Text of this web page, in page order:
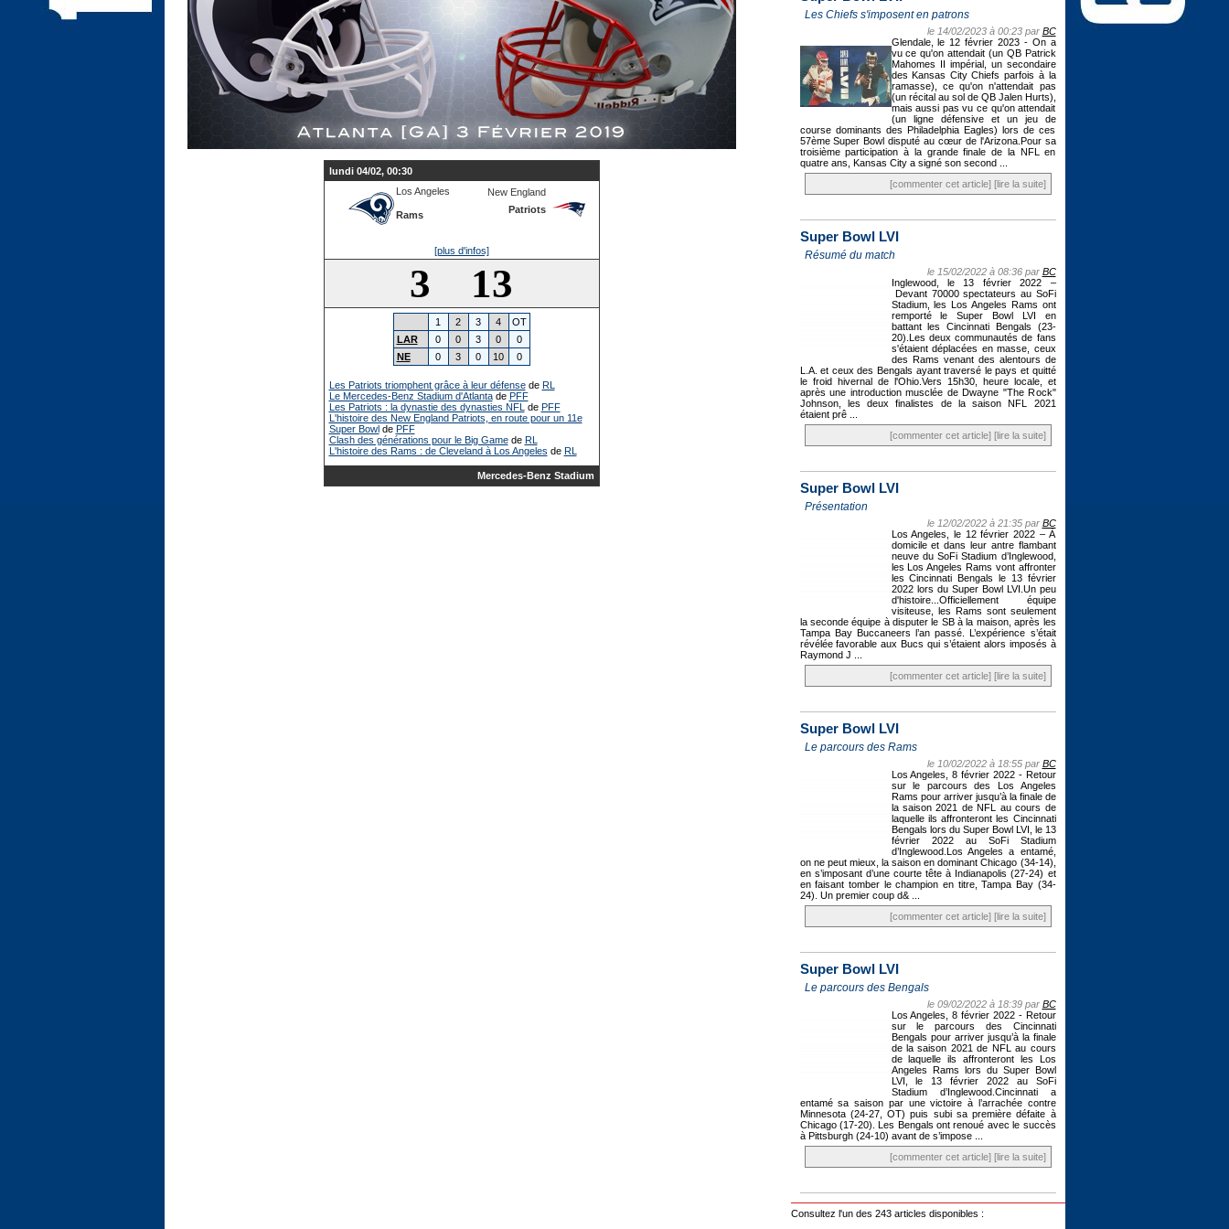
Les Chiefs s'imposent en patrons
le 14/02/2023 à 00:23 par BC
Glendale, le 12 février 2023 - On a
vu ce qu'on attendait (un QB Patrick
Mahomes II impérial, un secondaire
des Kansas City Chiefs parfois à la
ramasse), ce qu'on n'attendait pas
(un récital au sol de QB Jalen Hurts),
mais aussi pas vu ce qu'on attendait
(un ligne défensive et un jeu de
course dominants des Philadelphia Eagles) lors de ces
57ème Super Bowl disputé au cœur de l'Arizona.Pour sa
troisième participation à la grande finale de la NFL en
quatre ans, Kansas City a signé son second ...
[commenter cet article] [lire la suite]
Super Bowl LVI
Résumé du match
le 15/02/2022 à 08:36 par BC
Inglewood, le 13 février 2022 –
Devant 70000 spectateurs au SoFi
Stadium, les Los Angeles Rams ont
remporté le Super Bowl LVI en
battant les Cincinnati Bengals (23-
20).Les deux communautés de fans
s'étaient déplacées en masse, ceux
des Rams venant des alentours de
L.A. et ceux des Bengals ayant traversé le pays et quitté
le froid hivernal de l'Ohio.Vers 15h30, heure locale, et
après une introduction musclée de Dwayne "The Rock"
Johnson, les deux finalistes de la saison NFL 2021
étaient prê ...
[commenter cet article] [lire la suite]
Super Bowl LVI
Présentation
le 12/02/2022 à 21:35 par BC
Los Angeles, le 12 février 2022 – À
domicile et dans leur antre flambant
neuve du SoFi Stadium d’Inglewood,
les Los Angeles Rams vont affronter
les Cincinnati Bengals le 13 février
2022 lors du Super Bowl LVI.Un peu
d'histoire...Officiellement équipe
visiteuse, les Rams sont seulement
la seconde équipe à disputer le SB à la maison, après les
Tampa Bay Buccaneers l’an passé. L’expérience s’était
révélée favorable aux Bucs qui s’étaient alors imposés à
Raymond J ...
[commenter cet article] [lire la suite]
Super Bowl LVI
Le parcours des Rams
le 10/02/2022 à 18:55 par BC
Los Angeles, 8 février 2022 - Retour
sur le parcours des Los Angeles
Rams pour arriver jusqu’à la finale de
la saison 2021 de NFL au cours de
laquelle ils affronteront les Cincinnati
Bengals lors du Super Bowl LVI, le 13
février 2022 au SoFi Stadium
d’Inglewood.Los Angeles a entamé,
on ne peut mieux, la saison en dominant Chicago (34-14),
en s’imposant d’une courte tête à Indianapolis (27-24) et
en faisant tomber le champion en titre, Tampa Bay (34-
24). Un premier coup d& ...
[commenter cet article] [lire la suite]
Super Bowl LVI
Le parcours des Bengals
le 09/02/2022 à 18:39 par BC
Los Angeles, 8 février 2022 - Retour
sur le parcours des Cincinnati
Bengals pour arriver jusqu’à la finale
de la saison 2021 de NFL au cours
de laquelle ils affronteront les Los
Angeles Rams lors du Super Bowl
LVI, le 13 février 2022 au SoFi
Stadium d’Inglewood.Cincinnati a
entamé sa saison par une victoire à l’arrachée contre
Minnesota (24-27, OT) puis subi sa première défaite à
Chicago (17-20). Les Bengals ont renoué avec le succès
à Pittsburgh (24-10) avant de s’impose ...
[commenter cet article] [lire la suite]
Consultez l'un des 243 articles disponibles :
lundi 04/02, 00:30
Los Angeles
Rams
New England
Patriots
[plus d'infos]
3 13
1 2 3 4
OT
LAR
0 0 3 0
0
NE
0 3 0 10 0
Les Patriots triomphent grâce à leur défensede RL
Le Mercedes-Benz Stadium d'Atlantade PFF
Les Patriots : la dynastie des dynasties NFL de PFF
L'histoire des New England Patriots, en route pour un 11e
Super Bowlde PFF
Clash des générations pour le Big Gamede RL
L'histoire des Rams : de Cleveland à Los Angeles de RL
Mercedes-Benz Stadium